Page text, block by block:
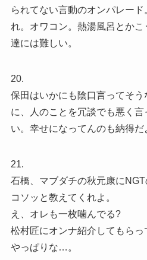
られてない言動のオンパレー
れ。オワコン。熱湯風呂とか
達には難しい。
20.
保田はいかにも陰口言ってそ
に、人のことを冗談でも悪く
い。幸せになってんのも納得だ
21.
石橋、マブダチの秋元康に
コソッと教えてくれよ。
え、オレも一枚噛んでる?
松村匠にオンナ紹介してもらっ
やっぱりな…。